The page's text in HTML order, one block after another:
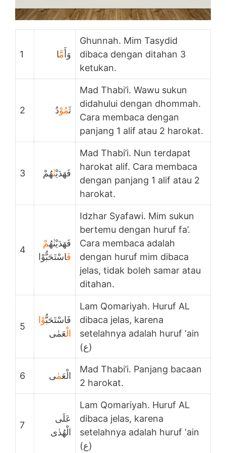
1 وَأَمَّا
Ghunnah. Mim Tasydid
dibaca dengan ditahan 3
ketukan.
2 ثَمُوْدُ
Mad Thabi’i. Wawu sukun
didahului dengan dhommah.
Cara membaca dengan
panjang 1 alif atau 2 harokat.
3 فَهَدَيْنٰهُمْ
Mad Thabi’i. Nun terdapat
harokat alif. Cara membaca
dengan panjang 1 alif atau 2
harokat.
4
فَهَدَيْنٰهُمْ
فَاسْتَحَبُّوْا
Idzhar Syafawi. Mim sukun
bertemu dengan huruf fa’.
Cara membaca adalah
dengan huruf mim dibaca
jelas, tidak boleh samar atau
ditahan.
5
فَاسْتَحَبُّوْا
الْعَمٰى
Lam Qomariyah. Huruf AL
dibaca jelas, karena
setelahnya adalah huruf ‘ain
(ع)
6 الْعَمٰى
Mad Thabi’i. Panjang bacaan
2 harokat.
7
عَلَى
الْهُدٰى
Lam Qomariyah. Huruf AL
dibaca jelas, karena
setelahnya adalah huruf ‘ain
(ع)